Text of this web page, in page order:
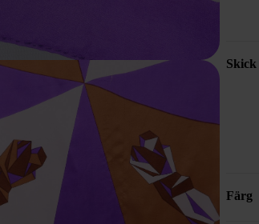
Skick
Färg